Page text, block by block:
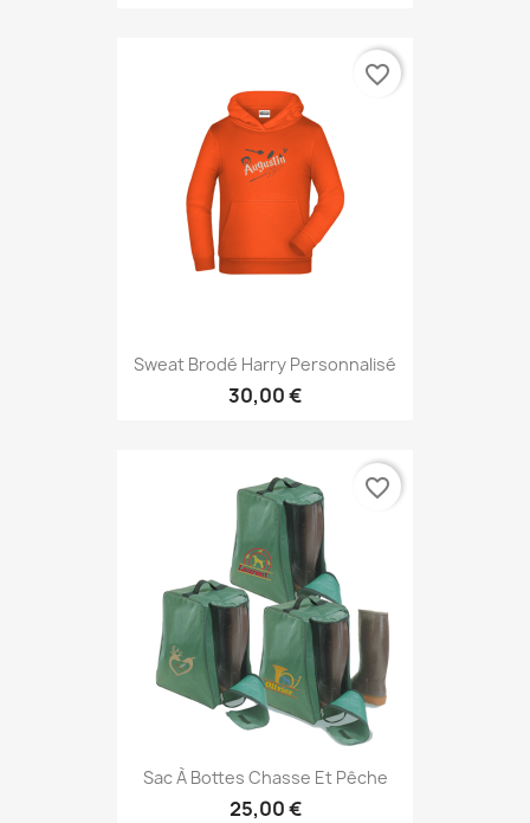
Sweat Brodé Harry Personnalisé
30,00 €
favorite_border
Sac À Bottes Chasse Et Pêche
25,00 €
favorite_border